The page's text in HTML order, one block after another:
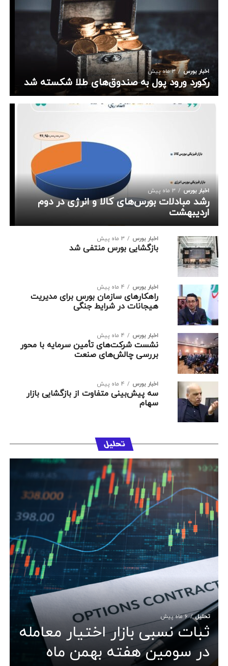
اخبار بورس 3 ماه پیش
رکورد ورود پول به صندوق‌های طلا شکسته شد
اخبار بورس 3 ماه پیش
رشد مبادلات بورس‌های کالا و انرژی در دوم
اردیبهشت
اخبار بورس 3 ماه پیش
بازگشایی بورس منتفی شد
اخبار بورس 4 ماه پیش
راهکارهای سازمان بورس برای مدیریت
هیجانات در شرایط جنگی
اخبار بورس 4 ماه پیش
نشست شرکت‌های تأمین سرمایه با محور
بررسی چالش‌های صنعت
اخبار بورس 4 ماه پیش
سه پیش‌بینی متفاوت از بازگشایی بازار
سهام
تحلیل
تحلیل 6 ماه پیش
ثبات نسبی بازار اختیار معامله
در سومین هفته بهمن ماه